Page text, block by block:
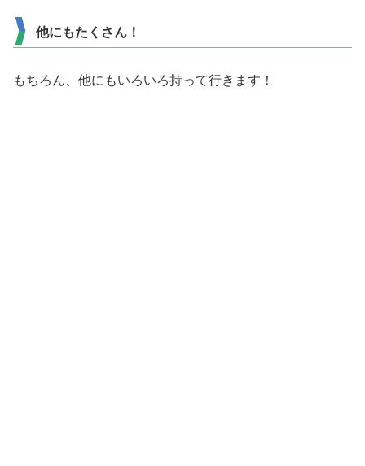
他にもたくさん！
もちろん、他にもいろいろ持って行きます！